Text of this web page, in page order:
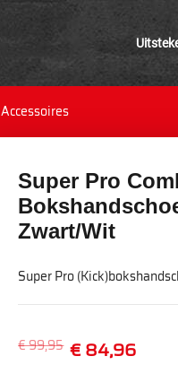
Accessoires
Super Pro
Zwart/Wit
Super Pro
€ 84,96
€ 99,95